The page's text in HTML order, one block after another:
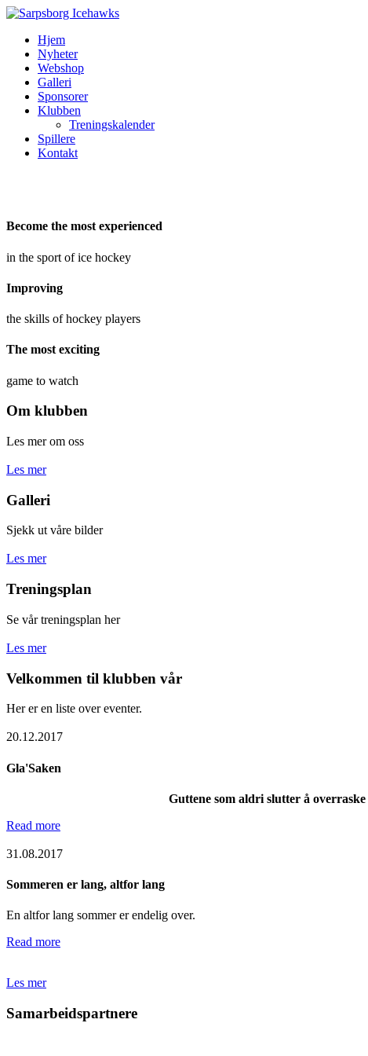
Hjem
Nyheter
Webshop
Galleri
Sponsorer
Klubben
Treningskalender
Spillere
Kontakt
Become the most experienced
in the sport of ice hockey
Improving
the skills of hockey players
The most exciting
game to watch
Om klubben
Les mer om oss
Les mer
Galleri
Sjekk ut våre bilder
Les mer
Treningsplan
Se vår treningsplan her
Les mer
Velkommen til klubben vår
Her er en liste over eventer.
20.12.2017
Gla'Saken
Guttene som aldri slutter å overraske
Read more
31.08.2017
Sommeren er lang, altfor lang
En altfor lang sommer er endelig over.
Read more
Les mer
Samarbeidspartnere